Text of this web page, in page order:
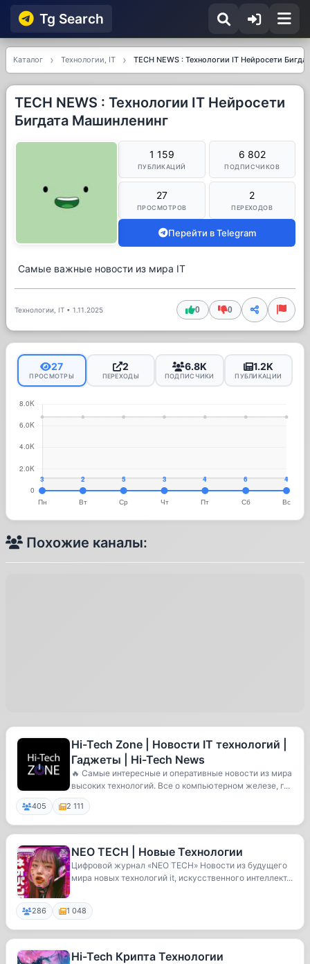
Tg Searсh
Каталог Технологии, IT TECH NEWS : Технологии IT Нейросети
TECH NEWS : Технологии IT Нейросети
Бигдата Машинленинг
1 159
ПУБЛИКАЦИЙ
6 802
ПОДПИСЧИКОВ
27
ПРОСМОТРОВ
2
ПЕРЕХОДОВ
Перейти в Telegram
Самые важные новости из мира IT
Технологии, IT • 1.11.2025 0 0
27
ПРОСМОТРЫ
2
ПЕРЕХОДЫ
6.8K
ПОДПИСЧИКИ
1.2K
ПУБЛИКАЦИИ
Похожие каналы:
Hi-Tech Zone | Новости IT технологий |
Гаджеты | Hi-Tech News
🔥 Самые интересные и оперативные новости из мира
высоких технологий. Все о компьютерном железе, г...
405 2 111
NEO TECH | Новые Технологии
Цифровой журнал «NEO TECH» Новости из будущего
мира новых технологий it, искусственного интеллект...
286 1 048
Hi-Tech Крипта Технологии